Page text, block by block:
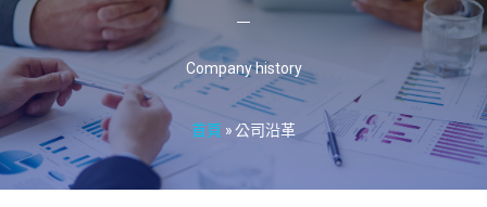
Company history
首頁 »公司沿革